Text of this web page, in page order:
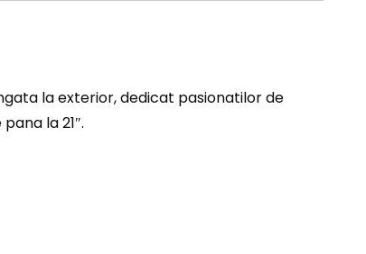
la exterior, dedicat pasionatilor de
la 21″.